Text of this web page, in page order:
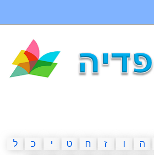
ה ו ז ח ט י כ
ל